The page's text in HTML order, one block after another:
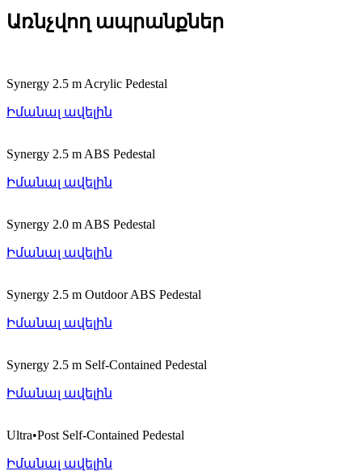
Առնչվող ապրանքներ
Synergy 2.5 m Acrylic Pedestal
Իմանալ ավելին
Synergy 2.5 m ABS Pedestal
Իմանալ ավելին
Synergy 2.0 m ABS Pedestal
Իմանալ ավելին
Synergy 2.5 m Outdoor ABS Pedestal
Իմանալ ավելին
Synergy 2.5 m Self-Contained Pedestal
Իմանալ ավելին
Ultra•Post Self-Contained Pedestal
Իմանալ ավելին